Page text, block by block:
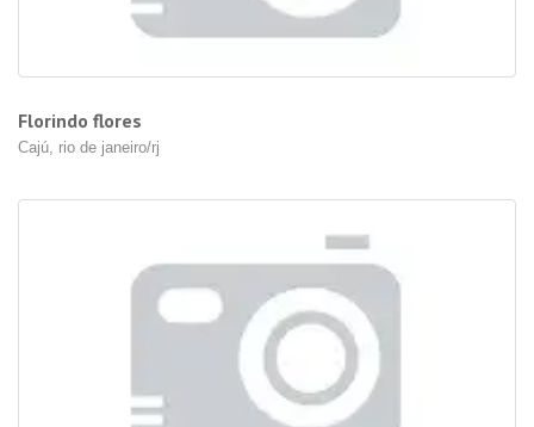
Florindo flores
Cajú, rio de janeiro/rj